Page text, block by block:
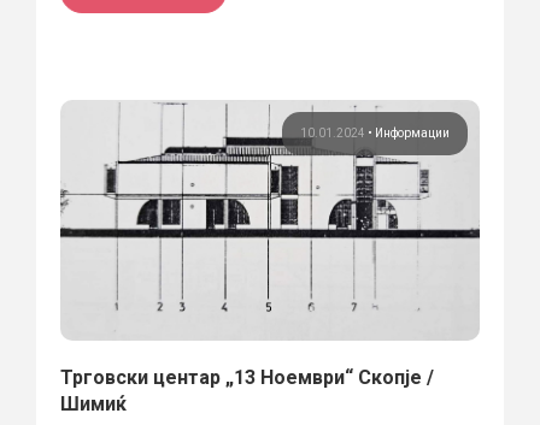
10.01.2024 • Информации
Трговски центар „13 Ноември“ Скопје /
Шимиќ